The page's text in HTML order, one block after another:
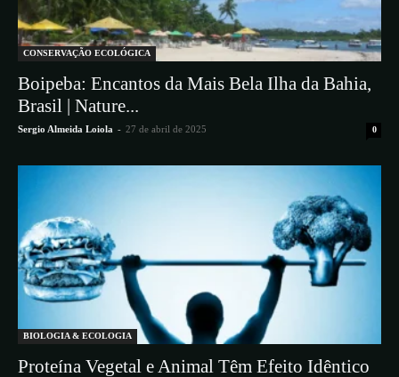
CONSERVAÇÃO ECOLÓGICA
Boipeba: Encantos da Mais Bela Ilha da Bahia,
Brasil | Nature...
Sergio Almeida Loiola - 27 de abril de 2025 0
BIOLOGIA & ECOLOGIA
​Proteína Vegetal e Animal Têm Efeito Idêntico